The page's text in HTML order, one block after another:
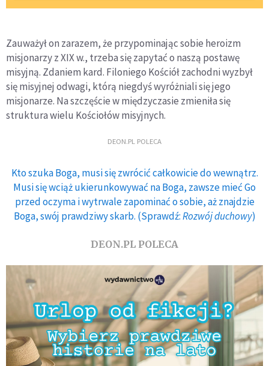
Zauważył on zarazem, że przypominając sobie heroizm
misjonarzy z XIX w., trzeba się zapytać o naszą postawę
misyjną. Zdaniem kard. Filoniego Kościół zachodni wyzbył
się misyjnej odwagi, którą niegdyś wyróżniali się jego
misjonarze. Na szczęście w międzyczasie zmieniła się
struktura wielu Kościołów misyjnych.
DEON.PL POLECA
Kto szuka Boga, musi się zwrócić całkowicie do wewnątrz.
Musi się wciąż ukierunkowywać na Boga, zawsze mieć Go
przed oczyma i wytrwale zapominać o sobie, aż znajdzie
Boga, swój prawdziwy skarb. (Sprawdź:Rozwój duchowy)
DEON.PL POLECA